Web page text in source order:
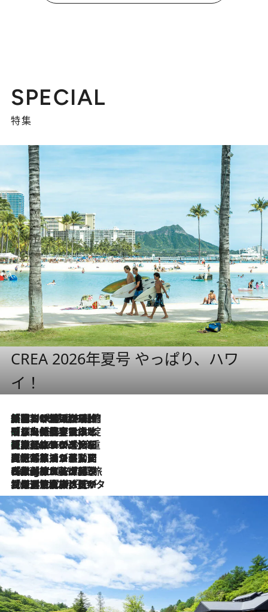
SPECIAL
特集
CREA 2026年夏号 やっぱり、ハワ
イ！
2026.8.6
「荷物が増えるほど旅ストレスは増す」美容ジャーナリストがたどり着いた最終結論。“化粧品を劇的に減らす”感動の凝縮美容とは
2026.8.6
「旅先には金髪ウィッグを持参」日本と同じメイクでは損してる!? 美容ジャーナリストが提案する“掟破りの旅美容”とは
2026.8.6
【厳選旅コスメ】「身軽さ＆UV対策重視！」ヘアアーティストshucoが選んだ夏旅ベストコスメを発表【Mサイズジップ】
2026.8.5
【厳選旅コスメ】国内をあちこち移動する河井菜摘が選んだ夏旅ベストコスメ発表！「リラックスアイテムはマスト」【Mサイズジップ】
2026.8.4
【厳選旅コスメ】「紫外線＆乾燥対策しながらメイク感も！」ヘア＆メイクGeorgeが選んだ夏旅ベストコスメを発表！【Mサイズジップ】
2026.8.3
【厳選旅コスメ】「保湿もタイパ重視！」“サウナ好き”タレント清水みさとが愛用する夏旅ベストコスメを発表！【Mサイズジップ】